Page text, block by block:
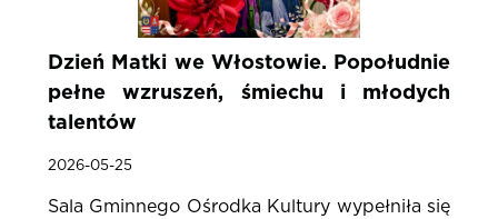
Dzień Matki we Włostowie. Popołudnie
pełne wzruszeń, śmiechu i młodych
talentów
2026-05-25
Sala Gminnego Ośrodka Kultury wypełniła się